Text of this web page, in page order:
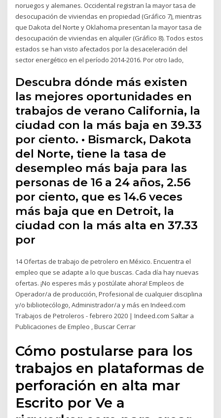
noruegos y alemanes. Occidental registran la mayor tasa de
desocupación de viviendas en propiedad (Gráfico 7), mientras
que Dakota del Norte y Oklahoma presentan la mayor tasa de
desocupación de viviendas en alquiler (Gráfico 8). Todos estos
estados se han visto afectados por la desaceleración del
sector energético en el período 2014-2016. Por otro lado,
Descubra dónde más existen
las mejores oportunidades en
trabajos de verano California, la
ciudad con la más baja en 39.33
por ciento. • Bismarck, Dakota
del Norte, tiene la tasa de
desempleo más baja para las
personas de 16 a 24 años, 2.56
por ciento, que es 14.6 veces
más baja que en Detroit, la
ciudad con la más alta en 37.33
por
14 Ofertas de trabajo de petrolero en México. Encuentra el
empleo que se adapte a lo que buscas. Cada día hay nuevas
ofertas. ¡No esperes más y postúlate ahora! Empleos de
Operador/a de producción, Profesional de cualquier disciplina
y/o bibliotecólogo, Administrador/a y más en Indeed.com
Trabajos de Petroleros - febrero 2020 | Indeed.com Saltar a
Publicaciones de Empleo , Buscar Cerrar
Cómo postularse para los
trabajos en plataformas de
perforación en alta mar
Escrito por Ve a